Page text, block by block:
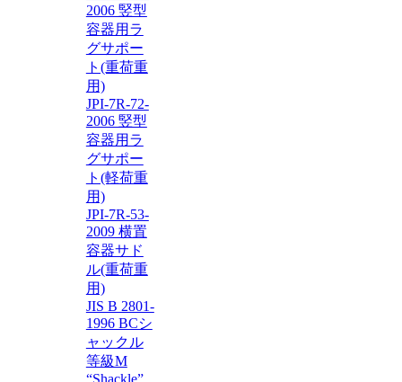
2006 竪型
容器用ラ
グサポー
ト(重荷重
用)
JPI-7R-72-
2006 竪型
容器用ラ
グサポー
ト(軽荷重
用)
JPI-7R-53-
2009 横置
容器サド
ル(重荷重
用)
JIS B 2801-
1996 BCシ
ャックル
等級M
“Shackle”